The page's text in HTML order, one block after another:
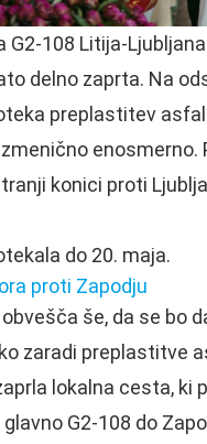
G2-108 Litija-
delno zaprta. Na
preplastitev
enosmerno.
konici proti
do 20. maja.
proti Zapodju
še, da se bo
zaradi preplastitve
lokalna cesta, ki
G2-108 do